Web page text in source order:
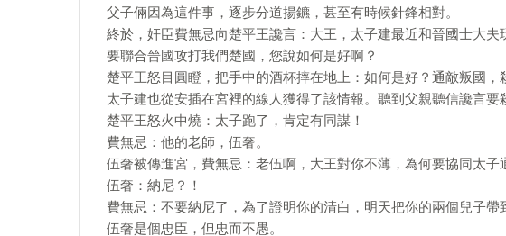
父子倆因為這件事，逐步分道揚鑣，甚至有時候針鋒相對。
終於，奸臣費無忌向楚平王讒言：大王，太子建最近和晉國士大
要聯合晉國攻打我們楚國，您說如何是好啊？
楚平王怒目圓瞪，把手中的酒杯摔在地上：如何是好？通敵叛國，
太子建也從安插在宮裡的線人獲得了該情報。聽到父親聽信讒言要
楚平王怒火中燒：太子跑了，肯定有同謀！
費無忌：他的老師，伍奢。
伍奢被傳進宮，費無忌：老伍啊，大王對你不薄，為何要協同太子
伍奢：納尼？！
費無忌：不要納尼了，為了證明你的清白，明天把你的兩個兒子帶
伍奢是個忠臣，但忠而不愚。